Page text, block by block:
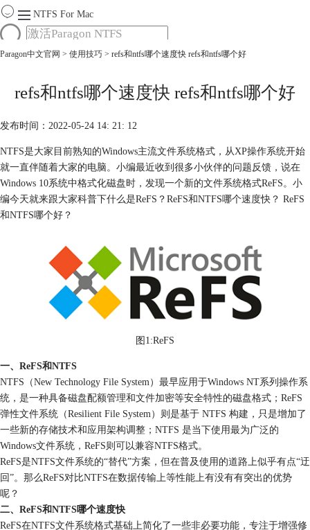
NTFS For Mac
首页
Mac软件大全
Paragon中文官网 > 使用技巧 > refs和ntfs哪个速度快 refs和ntfs哪个好
refs和ntfs哪个速度快 refs和ntfs哪个好
发布时间：2022-05-24 14: 21: 12
NTFS是大家目前熟知的Windows主流文件系统格式，从XP操作系统开始
就一直伴随着大家的电脑。小编最近收到很多小伙伴的问题反馈，说在
Windows 10系统中格式化磁盘时，发现一个新的文件系统格式ReFS。小
编今天就来跟大家科普下什么是ReFS？ReFS和NTFS哪个速度快？ ReFS
和NTFS哪个好？
图1:ReFS
一、ReFS和NTFS
NTFS（New Technology File System）最早应用于Windows NT系列操作系
统，是一种具备磁盘配额管理和文件加密等安全特性的磁盘格式；ReFS
弹性文件系统（Resilient File System）则是基于 NTFS 构建，只是增加了
一些新的存储技术和应用架构调整；NTFS 是当下使用最为广泛的
Windows文件系统，ReFS则可以兼容NTFS格式。
ReFS是NTFS文件系统的“替代”方案，但在普及使用的道路上似乎有点“迂
回”。那么ReFS对比NTFS在数据传输上等性能上有没有有突出的优势
呢？
二、ReFS和NTFS哪个速度快
ReFS在NTFS文件系统格式基础上简化了一些非必要功能，专注于增强修